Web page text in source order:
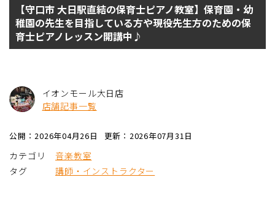
【守口市 大日駅直結の保育士ピアノ教室】保育園・幼
稚園の先生を目指している方や現役先生方のための保
育士ピアノレッスン開講中♪
イオンモール大日店
店舗記事一覧
公開：2026年04月26日 更新：2026年07月31日
カテゴリ
音楽教室
タグ
講師・インストラクター